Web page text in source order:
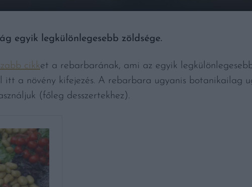
egyik legkülönlegesebb zöldsége.
cikket a rebarbarának, ami az egyik
itt a növény kifejezés. A rebarbara ugyanis botanikailag
(főleg desszertekhez).